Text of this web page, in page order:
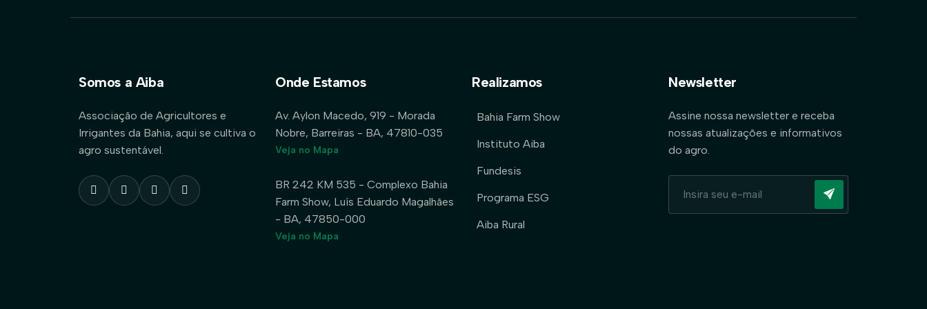
Somos a Aiba
Associação de Agricultores e
Irrigantes da Bahia, aqui se cultiva o
agro sustentável.
Onde Estamos
Av. Aylon Macedo, 919 - Morada
Nobre, Barreiras - BA, 47810-035
Veja no Mapa
BR 242 KM 535 - Complexo Bahia
Farm Show, Luís Eduardo Magalhães
- BA, 47850-000
Veja no Mapa
Realizamos
Bahia Farm Show
Instituto Aiba
Fundesis
Programa ESG
Aiba Rural
Newsletter
Assine nossa newsletter e receba
nossas atualizações e informativos
do agro.